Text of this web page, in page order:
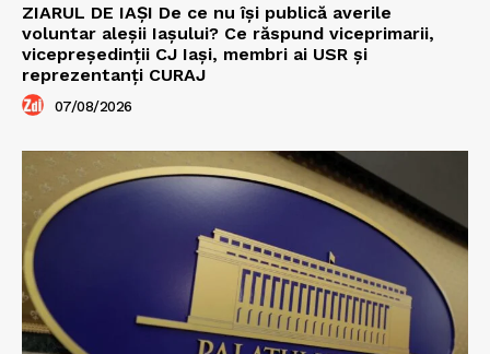
ZIARUL DE IAȘI De ce nu își publică averile
voluntar aleșii Iașului? Ce răspund viceprimarii,
vicepreședinții CJ Iași, membri ai USR și
reprezentanți CURAJ
07/08/2026